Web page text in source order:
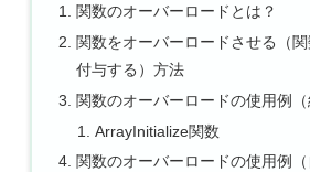
関数のオーバーロードとは？
関数をオーバーロードさせる（
付与する）方法
関数のオーバーロードの使用例（
ArrayInitialize関数
関数のオーバーロードの使用例（